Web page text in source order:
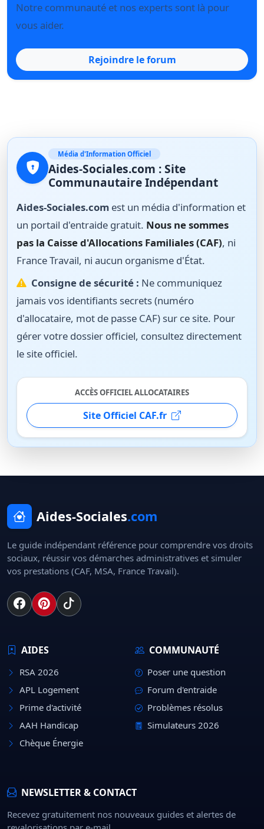
Notre communauté et nos experts sont là pour
vous aider.
Rejoindre le forum
Média d'Information Officiel
Aides-Sociales.com : Site
Communautaire Indépendant
Aides-Sociales.com est un média d'information et
un portail d'entraide gratuit. Nous ne sommes
pas la Caisse d'Allocations Familiales (CAF), ni
France Travail, ni aucun organisme d'État.
Consigne de sécurité : Ne communiquez
jamais vos identifiants secrets (numéro
d'allocataire, mot de passe CAF) sur ce site. Pour
gérer votre dossier officiel, consultez directement
le site officiel.
ACCÈS OFFICIEL ALLOCATAIRES
Site Officiel CAF.fr
Aides-Sociales.com
Le guide indépendant référence pour comprendre vos droits
sociaux, réussir vos démarches administratives et simuler
vos prestations (CAF, MSA, France Travail).
AIDES
RSA 2026
APL Logement
Prime d'activité
AAH Handicap
Chèque Énergie
COMMUNAUTÉ
Poser une question
Forum d'entraide
Problèmes résolus
Simulateurs 2026
NEWSLETTER & CONTACT
Recevez gratuitement nos nouveaux guides et alertes de